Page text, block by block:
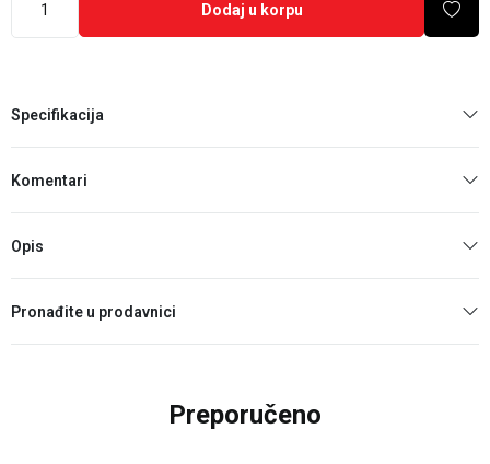
Dodaj u korpu
Specifikacija
Komentari
Opis
Pronađite u prodavnici
Preporučeno